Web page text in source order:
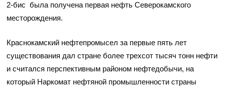
2-бис была получена первая нефть Северокамского
месторождения.
Краснокамский нефтепромысел за первые пять лет
существования дал стране более трехсот тысяч тонн нефти
и считался перспективным районом нефтедобычи, на
который Наркомат нефтяной промышленности страны